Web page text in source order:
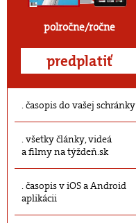
polročne/ročne
predplatiť
časopis do vašej schránky
všetky články, videá
a filmy na týždeň.sk
časopis v iOS a Android
aplikácii